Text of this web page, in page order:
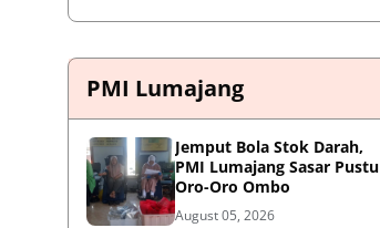
PMI Lumajang
Jemput Bola Stok Darah,
PMI Lumajang Sasar Pustu
Oro-Oro Ombo
August 05, 2026